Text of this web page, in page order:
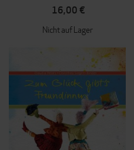
16,00 €
Nicht auf Lager